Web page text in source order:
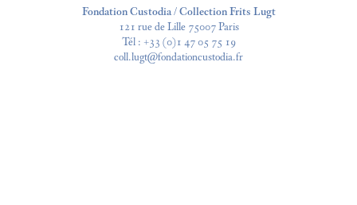
Fondation Custodia / Collection Frits Lugt
121 rue de Lille 75007 Paris
Tél : +33 (0)1 47 05 75 19
coll.lugt@fondationcustodia.fr